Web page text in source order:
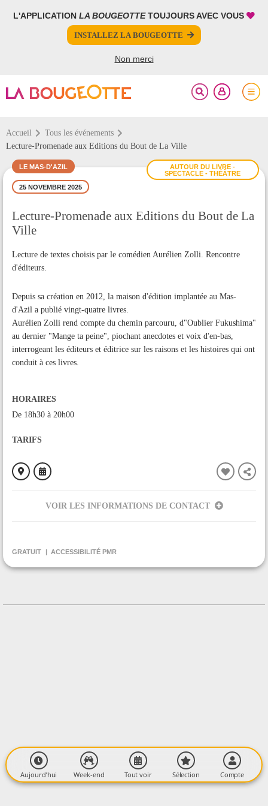
L'APPLICATION LA BOUGEOTTETOUJOURS AVEC VOUS
INSTALLEZ LA BOUGEOTTE
Non merci
Accueil
Tous les événements
Lecture-Promenade aux Editions du Bout de La Ville
AUTOUR DU LIVRE -
SPECTACLE - THÉÂTRE
LE MAS-D'AZIL
25 NOVEMBRE 2025
Lecture-Promenade aux Editions du Bout de La
Ville
Lecture de textes choisis par le comédien Aurélien Zolli. Rencontre
d'éditeurs.
Depuis sa création en 2012, la maison d'édition implantée au Mas-
d'Azil a publié vingt-quatre livres.
Aurélien Zolli rend compte du chemin parcouru, d"Oublier Fukushima"
au dernier "Mange ta peine", piochant anecdotes et voix d'en-bas,
interrogeant les éditeurs et éditrice sur les raisons et les histoires qui ont
conduit à ces livres.
HORAIRES
De 18h30 à 20h00
TARIFS
VOIR LES INFORMATIONS DE CONTACT
GRATUIT ACCESSIBILITÉ PMR
FERMER
PARTAGER
Aujourd’hui Week-end Tout voir Sélection Compte
FERMER
Votre inscription à la newsletter a été effectuée.